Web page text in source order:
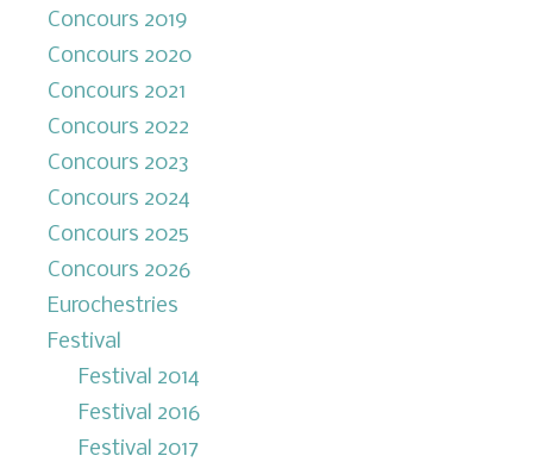
Concours 2019
Concours 2020
Concours 2021
Concours 2022
Concours 2023
Concours 2024
Concours 2025
Concours 2026
Eurochestries
Festival
Festival 2014
Festival 2016
Festival 2017